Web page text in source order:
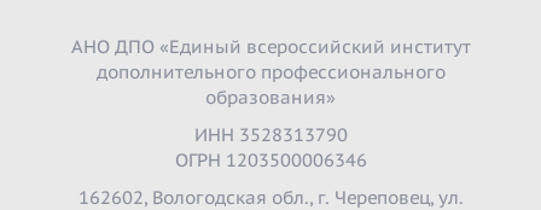
АНО ДПО «Единый всероссийский институт
дополнительного профессионального
образования»
ИНН 3528313790
ОГРН 1203500006346
162602, Вологодская обл., г. Череповец, ул.